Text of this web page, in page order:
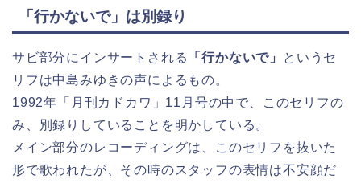
「行かないで」は別録り
サビ部分にインサートされる 「行かないで」
というセ
リフは中島みゆきの声によるもの。
1992年「月刊カドカワ」11月号の中で、このセリフの
み、別録りしていることを明かしている。
メイン部分のレコーディングは、このセリフを抜いた
形で歌われたが、その時のスタッフの表情は不安顔だ